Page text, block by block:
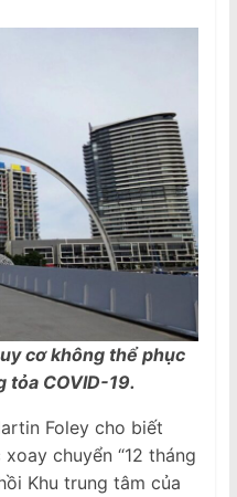
cơ không thể phục
tỏa COVID-19.
Foley cho biết
chuyển “12 tháng
Khu trung tâm của